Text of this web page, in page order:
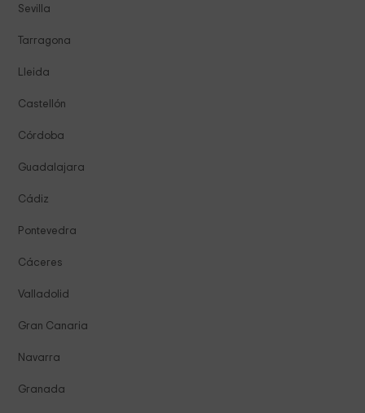
Sevilla
Tarragona
Lleida
Castellón
Córdoba
Guadalajara
Cádiz
Pontevedra
Cáceres
Valladolid
Gran Canaria
Navarra
Granada